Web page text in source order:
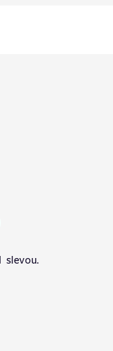
slevou.